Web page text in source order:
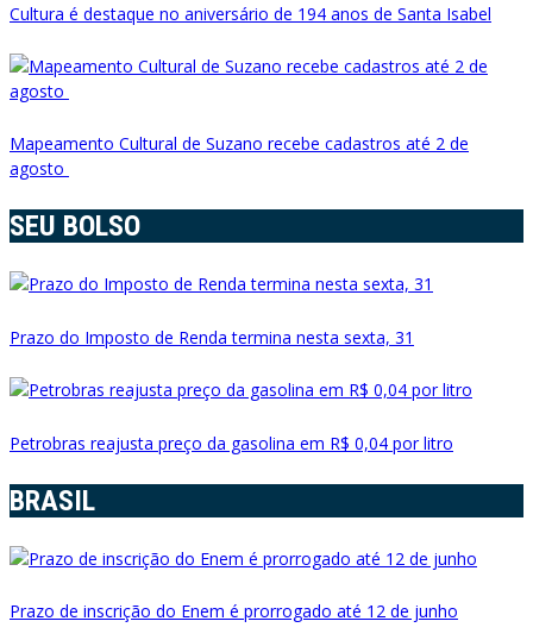
Cultura é destaque no aniversário de 194 anos de Santa Isabel
Mapeamento Cultural de Suzano recebe cadastros até 2 de
agosto
SEU BOLSO
Prazo do Imposto de Renda termina nesta sexta, 31
Petrobras reajusta preço da gasolina em R$ 0,04 por litro
BRASIL
Prazo de inscrição do Enem é prorrogado até 12 de junho